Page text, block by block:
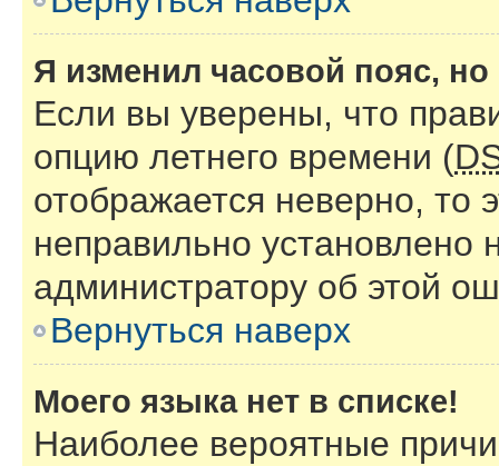
Я изменил часовой пояс,
Если вы уверены, что
опцию летнего времени (
отображается неверно, то
неправильно
администратору об этой
Вернуться наверх
Моего языка нет в списке!
Наиболее вероятные